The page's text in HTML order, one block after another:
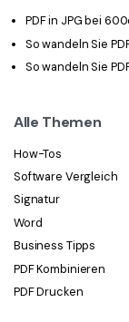
PDF in JPG bei
So wandeln Sie
So wandeln Sie
Alle Themen
How-Tos
Software Vergleich
Signatur
Word
Business Tipps
PDF Kombinieren
PDF Drucken